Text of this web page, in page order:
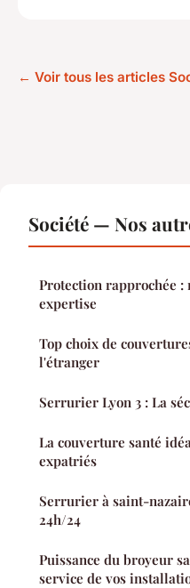
← Voir tous les articles
Société — Nos
Protection rapprochée
expertise
Top choix de
l'étranger
Serrurier Lyon 3 : La
La couverture santé
expatriés
Serrurier à saint-
24h/24
Puissance du broyeur
service de vos